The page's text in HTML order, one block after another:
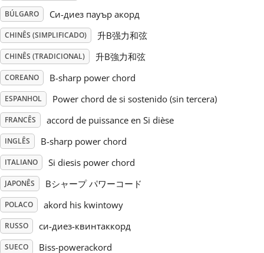
Русский
Svenska
Türkçe
Українська
简体中文
BÚLGARO Си-диез пауър акорд
CHINÊS (SIMPLIFICADO) 升B强力和弦
CHINÊS (TRADICIONAL) 升B強力和弦
COREANO B-sharp power chord
ESPANHOL Power chord de si sostenido (sin tercera)
FRANCÊS accord de puissance en Si dièse
INGLÊS B-sharp power chord
ITALIANO Si diesis power chord
JAPONÊS Bシャープ パワーコード
POLACO akord his kwintowy
RUSSO си-диез-квинтаккорд
SUECO Biss-powerackord